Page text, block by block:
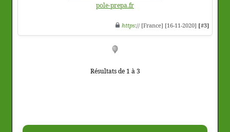
pole-prepa.fr
https:// [France] [16-11-2020] [#3]
Résultats de 1 à 3